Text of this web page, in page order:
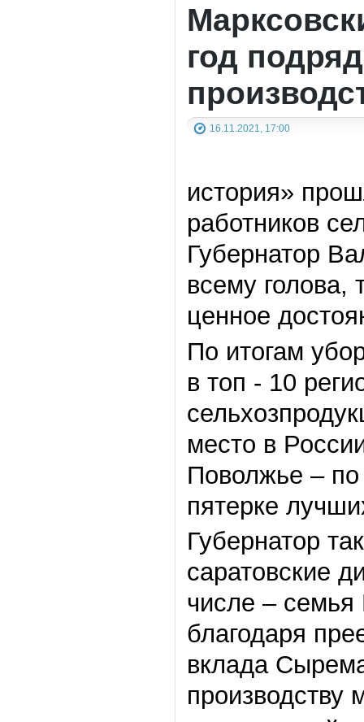
год
16.11.2021, 17:00
история»
работников
Губернатор
всему голова,
ценное
По итогам
в топ - 10
место в
Поволжье –
пятерке
Губернатор
саратовские
числе – семья
благодаря
вклада
производству